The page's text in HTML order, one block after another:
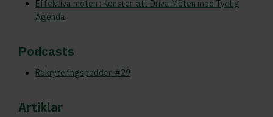
Effektiva möten : Konsten att Driva Möten med Tydlig
Agenda
Podcasts
Rekryteringspodden #29
Artiklar